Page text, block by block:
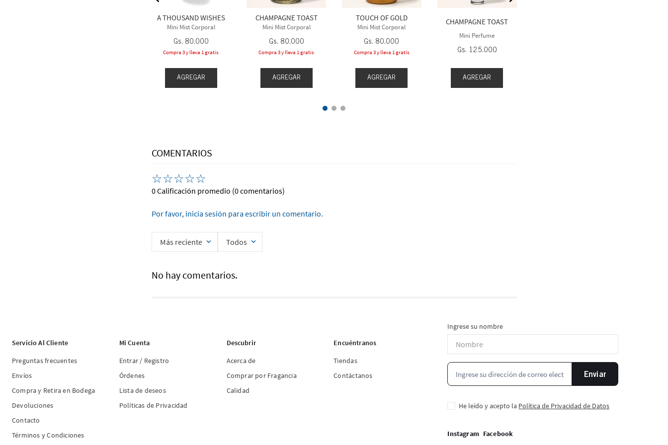
A THOUSAND WISHES
Mini Mist Corporal
Gs. 80.000
Compra 3 y lleva 1 gratis
AGREGAR
CHAMPAGNE TOAST
Mini Mist Corporal
Gs. 80.000
Compra 3 y lleva 1 gratis
AGREGAR
TOUCH OF GOLD
Mini Mist Corporal
Gs. 80.000
Compra 3 y lleva 1 gratis
AGREGAR
CHAMPAGNE TOAST
Mini Perfume
Gs. 125.000
AGREGAR
COMENTARIOS
☆☆☆☆☆
0 Calificación promedio (0 comentarios)
Por favor, inicia sesión para escribir un comentario.
Más reciente Todos
No hay comentarios.
Servicio Al Cliente
Preguntas frecuentes
Envíos
Compra y Retira en Bodega
Devoluciones
Contacto
Términos y Condiciones
Mi Cuenta
Entrar / Registro
Órdenes
Lista de deseos
Políticas de Privacidad
Descubrir
Acerca de
Comprar por Fragancia
Calidad
Encuéntranos
Tiendas
Contáctanos
Ingrese su nombre
Enviar
He leído y acepto la Política de Privacidad de Datos